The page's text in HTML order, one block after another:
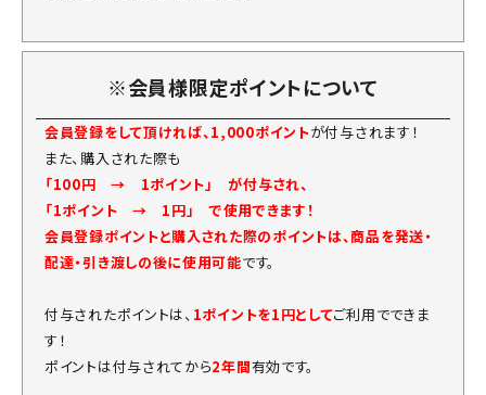
※会員様限定ポイントについて
会員登録をして頂ければ、1,000ポイントが付与されます！
また、購入された際も
「100円 → 1ポイント」 が付与され、
「1ポイント → 1円」 で使用できます！
会員登録ポイントと購入された際のポイントは、商品を発送・
配達・引き渡しの後に使用可能です。
付与されたポイントは、 1ポイントを1円としてご利用でできま
す！
ポイントは付与されてから2年間有効です。